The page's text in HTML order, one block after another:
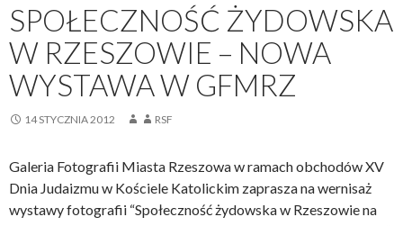
SPOŁECZNOŚĆ ŻYDOWSKA
W RZESZOWIE – NOWA
WYSTAWA W GFMRZ
14 STYCZNIA 2012 RSF
Galeria Fotografii Miasta Rzeszowa w ramach obchodów XV
Dnia Judaizmu w Kościele Katolickim zaprasza na wernisaż
wystawy fotografii “Społeczność żydowska w Rzeszowie na